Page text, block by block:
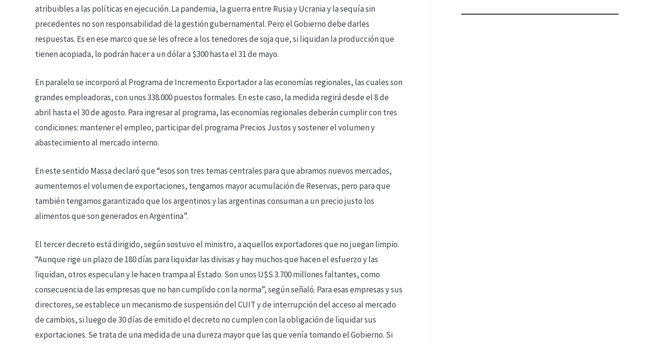
atribuibles a las políticas en ejecución. La pandemia, la guerra entre Rusia y Ucrania y la sequía sin
precedentes no son responsabilidad de la gestión gubernamental. Pero el Gobierno debe darles
respuestas. Es en ese marco que se les ofrece a los tenedores de soja que, si liquidan la producción que
tienen acopiada, lo podrán hacer a un dólar a $300 hasta el 31 de mayo.
En paralelo se incorporó al Programa de Incremento Exportador a las economías regionales, las cuales son
grandes empleadoras, con unos 338.000 puestos formales. En este caso, la medida regirá desde el 8 de
abril hasta el 30 de agosto. Para ingresar al programa, las economías regionales deberán cumplir con tres
condiciones: mantener el empleo, participar del programa Precios Justos y sostener el volumen y
abastecimiento al mercado interno.
En este sentido Massa declaró que “esos son tres temas centrales para que abramos nuevos mercados,
aumentemos el volumen de exportaciones, tengamos mayor acumulación de Reservas, pero para que
también tengamos garantizado que los argentinos y las argentinas consuman a un precio justo los
alimentos que son generados en Argentina”.
El tercer decreto está dirigido, según sostuvo el ministro, a aquellos exportadores que no juegan limpio.
“Aunque rige un plazo de 180 días para liquidar las divisas y hay muchos que hacen el esfuerzo y las
liquidan, otros especulan y le hacen trampa al Estado. Son unos U$S 3.700 millones faltantes, como
consecuencia de las empresas que no han cumplido con la norma”, según señaló. Para esas empresas y sus
directores, se establece un mecanismo de suspensión del CUIT y de interrupción del acceso al mercado
de cambios, si luego de 30 días de emitido el decreto no cumplen con la obligación de liquidar sus
exportaciones. Se trata de una medida de una dureza mayor que las que venía tomando el Gobierno. Si